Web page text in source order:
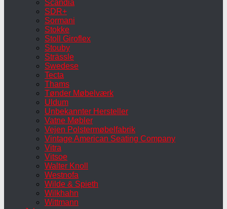
Scandia
SDR+
Sormani
Stokke
Stoll Giroflex
Stouby
Strässle
Swedese
Tecta
Thams
Tønder Møbelværk
Uldum
Unbekannter Hersteller
Vatne Møbler
Vejen Polstermøbelfabrik
Vintage American Seating Company
Vitra
Vitsoe
Walter Knoll
Westnofa
Wilde & Spieth
Wilkhahn
Wittmann